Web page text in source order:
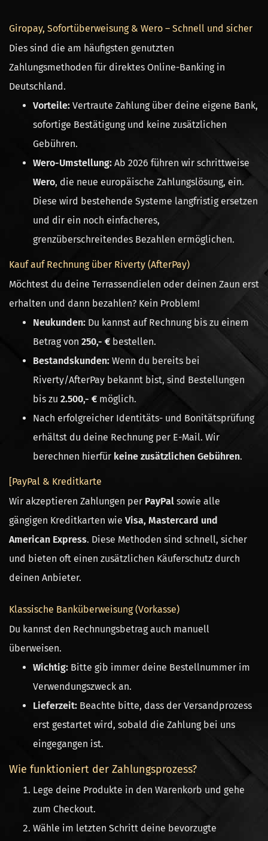
Giropay, Sofortüberweisung & Wero – Schnell und sicher
Dies sind die am häufigsten genutzten
Zahlungsmethoden für direktes Online-Banking in
Deutschland.
Vorteile: Vertraute Zahlung über deine eigene Bank,
sofortige Bestätigung und keine zusätzlichen
Gebühren.
Wero-Umstellung: Ab 2026 führen wir schrittweise
Wero, die neue europäische Zahlungslösung, ein.
Diese wird bestehende Systeme langfristig ersetzen
und dir ein noch einfacheres,
grenzüberschreitendes Bezahlen ermöglichen.
Kauf auf Rechnung über Riverty (AfterPay)
Möchtest du deine Terrassendielen oder deinen Zaun erst
erhalten und dann bezahlen? Kein Problem!
Neukunden: Du kannst auf Rechnung bis zu einem
Betrag von 250,- € bestellen.
Bestandskunden: Wenn du bereits bei
Riverty/AfterPay bekannt bist, sind Bestellungen
bis zu 2.500,- € möglich.
Nach erfolgreicher Identitäts- und Bonitätsprüfung
erhältst du deine Rechnung per E-Mail. Wir
berechnen hierfür keine zusätzlichen Gebühren.
[PayPal & Kreditkarte
Wir akzeptieren Zahlungen per PayPal sowie alle
gängigen Kreditkarten wie Visa, Mastercard und
American Express. Diese Methoden sind schnell, sicher
und bieten oft einen zusätzlichen Käuferschutz durch
deinen Anbieter.
Klassische Banküberweisung (Vorkasse)
Du kannst den Rechnungsbetrag auch manuell
überweisen.
Wichtig: Bitte gib immer deine Bestellnummer im
Verwendungszweck an.
Lieferzeit: Beachte bitte, dass der Versandprozess
erst gestartet wird, sobald die Zahlung bei uns
eingegangen ist.
Wie funktioniert der Zahlungsprozess?
Lege deine Produkte in den Warenkorb und gehe
zum Checkout.
Wähle im letzten Schritt deine bevorzugte